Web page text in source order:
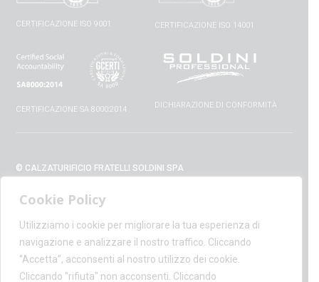
Cookie Policy
Utilizziamo i cookie per migliorare la tua esperienza di
navigazione e analizzare il nostro traffico. Cliccando
“Accetta”, acconsenti al nostro utilizzo dei cookie.
Cliccando "rifiuta" non acconsenti. Cliccando
CERTIFICAZIONE ISO 9001 CERTIFICAZIONE ISO 14001
CERTIFICAZIONE SA 8000:2014 DICHIARAZIONE DI CONFORMITÀ
© CALZATURIFICIO FRATELLI SOLDINI SPA
+39 0575 428129 - FAX +39 0575 420254
SUPPORT@CALZATURIFICIOSOLDINI.IT
AMMINISTRAZIONE@PEC.CALZATURIFICIOSOLDINI.COM
P.IVA IT00100020510 - REA AR19984
CAPITALE SOCIALE € 1,170,800.00